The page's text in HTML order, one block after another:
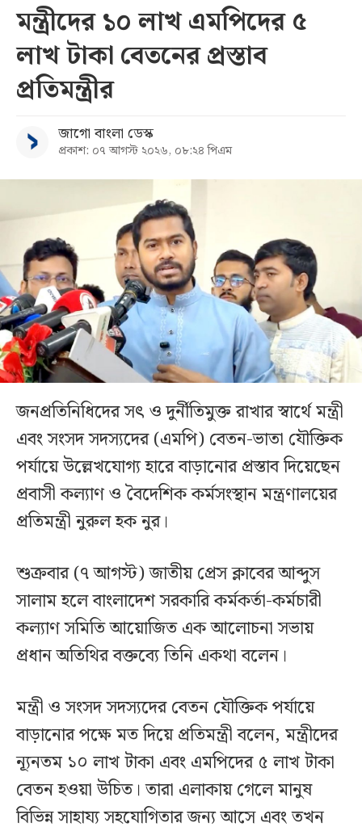
মন্ত্রীদের ১০ লাখ এমপিদের ৫
লাখ টাকা বেতনের প্রস্তাব
প্রতিমন্ত্রীর
জাগো বাংলা ডেস্ক
প্রকাশ: ০৭ আগস্ট ২০২৬, ০৮:২৪ পিএম
জনপ্রতিনিধিদের সৎ ও দুর্নীতিমুক্ত রাখার স্বার্থে মন্ত্রী
এবং সংসদ সদস্যদের (এমপি) বেতন-ভাতা যৌক্তিক
পর্যায়ে উল্লেখযোগ্য হারে বাড়ানোর প্রস্তাব দিয়েছেন
প্রবাসী কল্যাণ ও বৈদেশিক কর্মসংস্থান মন্ত্রণালয়ের
প্রতিমন্ত্রী নুরুল হক নুর।
শুক্রবার (৭ আগস্ট) জাতীয় প্রেস ক্লাবের আব্দুস
সালাম হলে বাংলাদেশ সরকারি কর্মকর্তা-কর্মচারী
কল্যাণ সমিতি আয়োজিত এক আলোচনা সভায়
প্রধান অতিথির বক্তব্যে তিনি একথা বলেন।
মন্ত্রী ও সংসদ সদস্যদের বেতন যৌক্তিক পর্যায়ে
বাড়ানোর পক্ষে মত দিয়ে প্রতিমন্ত্রী বলেন, মন্ত্রীদের
ন্যূনতম ১০ লাখ টাকা এবং এমপিদের ৫ লাখ টাকা
বেতন হওয়া উচিত। তারা এলাকায় গেলে মানুষ
বিভিন্ন সাহায্য সহযোগিতার জন্য আসে এবং তখন